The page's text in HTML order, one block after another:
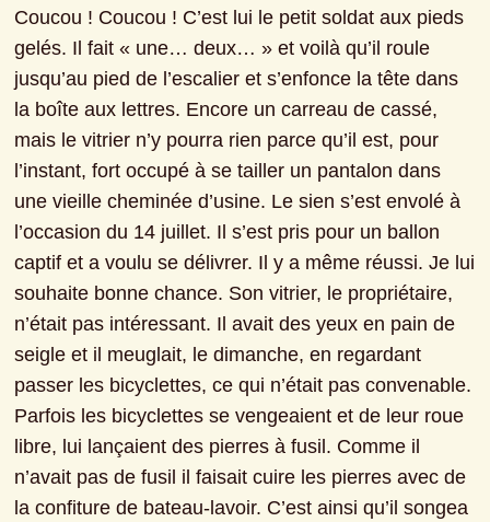
Coucou ! Coucou ! C’est lui le petit soldat aux pieds
gelés. Il fait « une… deux… » et voilà qu’il roule
jusqu’au pied de l’escalier et s’enfonce la tête dans
la boîte aux lettres. Encore un carreau de cassé,
mais le vitrier n’y pourra rien parce qu’il est, pour
l’instant, fort occupé à se tailler un pantalon dans
une vieille cheminée d’usine. Le sien s’est envolé à
l’occasion du 14 juillet. Il s’est pris pour un ballon
captif et a voulu se délivrer. Il y a même réussi. Je lui
souhaite bonne chance. Son vitrier, le propriétaire,
n’était pas intéressant. Il avait des yeux en pain de
seigle et il meuglait, le dimanche, en regardant
passer les bicyclettes, ce qui n’était pas convenable.
Parfois les bicyclettes se vengeaient et de leur roue
libre, lui lançaient des pierres à fusil. Comme il
n’avait pas de fusil il faisait cuire les pierres avec de
la confiture de bateau-lavoir. C’est ainsi qu’il songea